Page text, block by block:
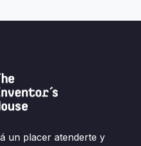
un placer atenderte y